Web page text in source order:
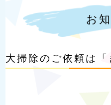
お
大掃除のご依頼は